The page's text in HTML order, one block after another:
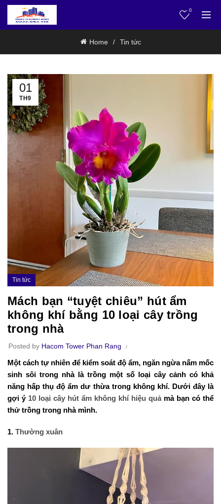
0
Home Tin tức
01
TH9
Tin tức
Mách bạn “tuyệt chiêu” hút ẩm
không khí bằng 10 loại cây trồng
trong nhà
Posted by Hacom Tower Phan Rang
Một cách tự nhiên để kiểm soát độ ẩm, ngăn ngừa nấm mốc
sinh sôi trong nhà là trồng một số loại cây cảnh có khả
năng hấp thụ độ ẩm dư thừa trong không khí. Dưới đây là
gợi ý 10 loại cây hút ẩm không khí hiệu quảmà bạn có thể
thử trồng trong nhà mình.
1. Thường xuân